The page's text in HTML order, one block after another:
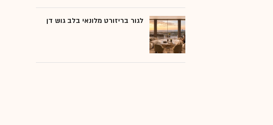
לגור בריזורט מלונאי בלב גוש דן